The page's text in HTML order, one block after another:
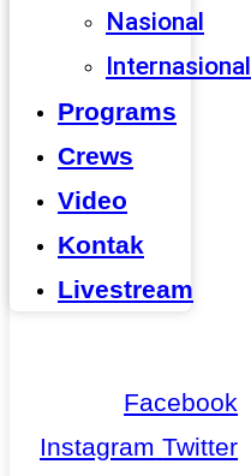
Nasional
Internasional
Programs
Crews
Video
Kontak
Livestream
Facebook
Instagram Twitter